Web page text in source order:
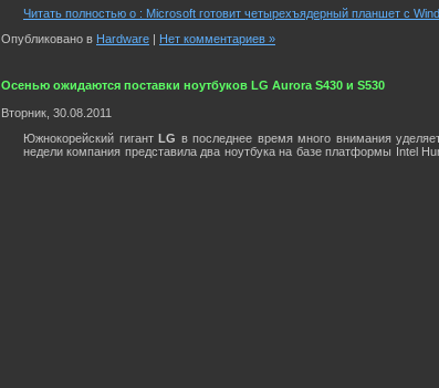
Читать полностью о : Microsoft готовит четырехъядерный планшет с
Опубликовано в Hardware | Нет комментариев »
Осенью ожидаются поставки ноутбуков LG Aurora S430 и S530
Вторник, 30.08.2011
Южнокорейский гигантLG в последнее время много внимания
недели компания представила два ноутбука на базе платформы Intel